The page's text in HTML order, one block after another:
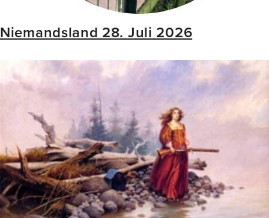
Niemandsland 28. Juli 2026